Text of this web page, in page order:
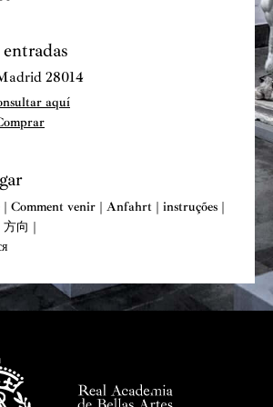
específicamente musicales. Por
aproximativos o predominantes.
posee una individualidad
ellas podrían formar parte de dos
de partida podemos agrupar las
la marcha procesional y el
.
Cancionerose recogen tonadas o
ornamentados, a voz sola o con
un ámbito melódico que rara vez
La melodía se caracteriza por el uso
28014
aquí
| Comment venir | Anfahrt | instruções |
向 |